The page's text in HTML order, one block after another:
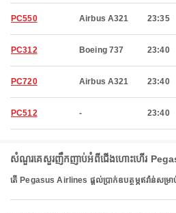
PC550 Airbus A321 23:35
PC312 Boeing 737 23:40
PC720 Airbus A321 23:40
PC512 - 23:40
សំណួរគេសួរញឹកញាប់អំពីជើងហោះហើរ
តើ Pegasus Airlines ផ្តល់ប្រាក់ឧបត្ថម្ភឥវ៉ាន់សម្